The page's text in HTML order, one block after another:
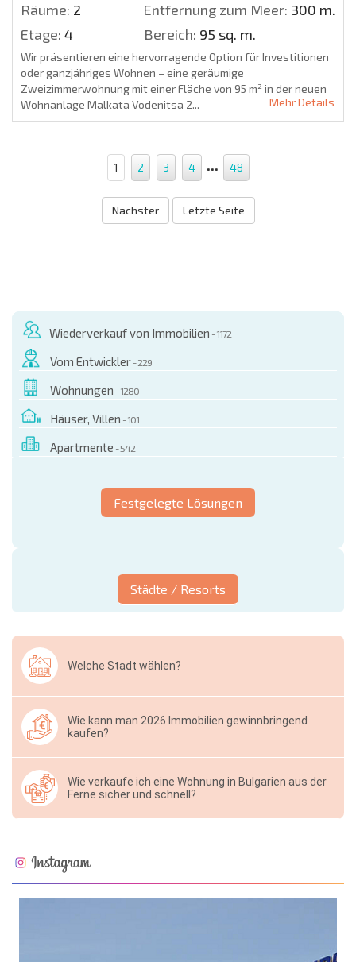
Räume: 2 Entfernung zum Meer: 300 m.
Etage: 4 Bereich: 95 sq. m.
Wir präsentieren eine hervorragende Option für Investitionen
oder ganzjähriges Wohnen – eine geräumige
Zweizimmerwohnung mit einer Fläche von 95 m² in der neuen
Wohnanlage Malkata Vodenitsa 2...
Mehr Details
1 2 3 4 ... 48
Nächster Letzte Seite
Wiederverkauf von Immobilien - 1172
Vom Entwickler - 229
Wohnungen - 1280
Häuser, Villen - 101
Apartmente - 542
Festgelegte Lösungen
Städte / Resorts
Welche Stadt wählen?
Wie kann man 2026 Immobilien gewinnbringend
kaufen?
Wie verkaufe ich eine Wohnung in Bulgarien aus der
Ferne sicher und schnell?